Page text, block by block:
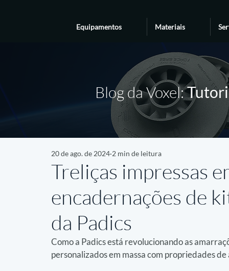
Equipamentos Materiais
Blog da Voxel:
Treliças impressas
encadernações de
da Padics
20 de ago. de 2024 2 min de leitura
Como a Padics está revolucionando as
personalizados em massa com propriedades